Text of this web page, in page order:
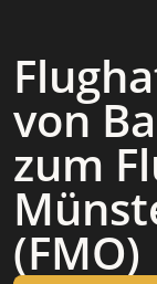
von
zum
(FMO)